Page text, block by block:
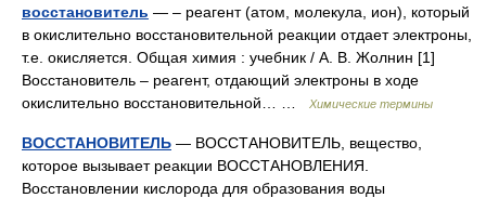
восстановитель — – реагент (атом, молекула, ион), который
в окислительно восстановительной реакции отдает электроны,
т.е. окисляется. Общая химия : учебник / А. В. Жолнин [1]
Восстановитель – реагент, отдающий электроны в ходе
окислительно восстановительной… …
Химические термины
ВОССТАНОВИТЕЛЬ — ВОССТАНОВИТЕЛЬ, вещество,
которое вызывает реакции ВОССТАНОВЛЕНИЯ.
Восстановлении кислорода для образования воды